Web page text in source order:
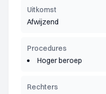
Uitkomst
Afwijzend
Procedures
Hoger beroep
Rechters